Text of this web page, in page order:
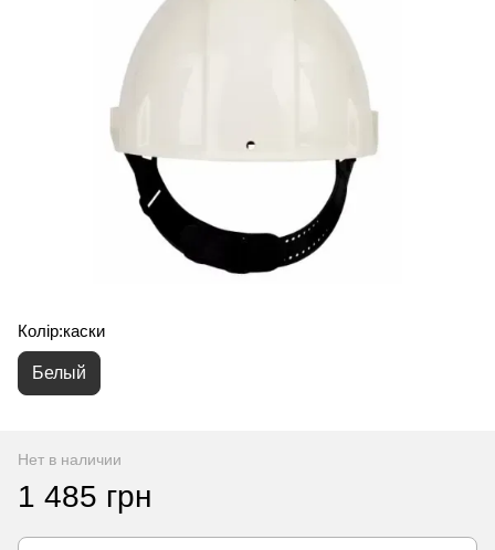
Колір:каски
Белый
Нет в наличии
1 485 грн